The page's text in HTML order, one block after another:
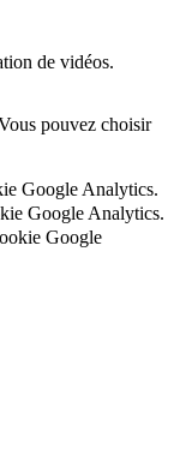
de vidéos.
pouvez choisir
Google Analytics.
Google Analytics.
Google